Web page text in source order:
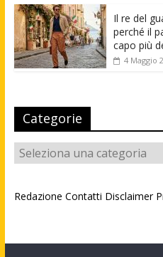
Il re del
perché il
capo più
4 Maggio
Categorie
Categorie
Redazione Contatti Disclaimer